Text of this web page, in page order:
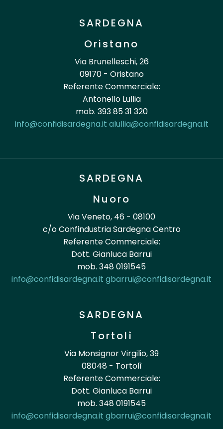
SARDEGNA
Oristano
Via Brunelleschi, 26
09170 - Oristano
Referente Commerciale:
Antonello Lullia
mob. 393 85 31 320
info@confidisardegna.it alullia@confidisardegna.it
SARDEGNA
Nuoro
Via Veneto, 46 - 08100
c/o Confindustria Sardegna Centro
Referente Commerciale:
Dott. Gianluca Barrui
mob. 348 0191545
info@confidisardegna.it gbarrui@confidisardegna.it
SARDEGNA
Tortolì
Via Monsignor Virgilio, 39
08048 - Tortolì
Referente Commerciale:
Dott. Gianluca Barrui
mob. 348 0191545
info@confidisardegna.it gbarrui@confidisardegna.it